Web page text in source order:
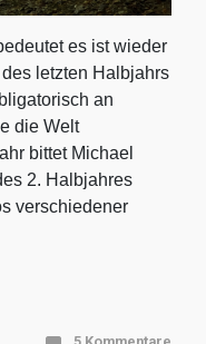
es ist wieder
letzten Halbjahrs
an
die Welt
bittet Michael
2. Halbjahres
verschiedener